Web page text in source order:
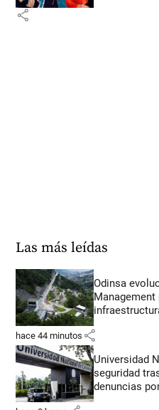
share
Las más leídas
Odinsa
hace 44 minutos share
Universidad
seguridad
denuncias